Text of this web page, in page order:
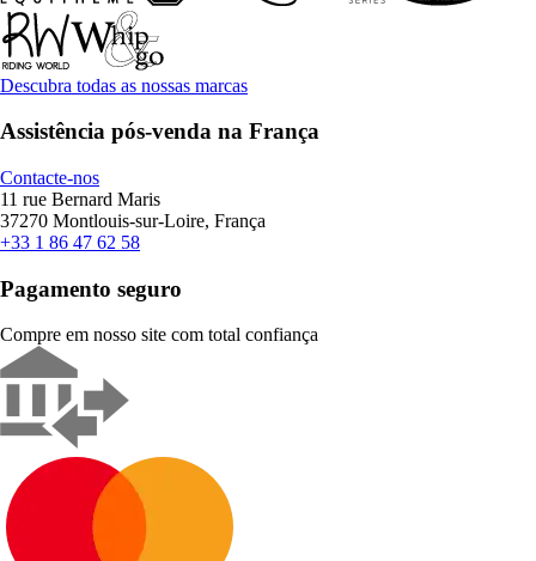
Descubra todas as nossas marcas
Assistência pós-venda na França
Contacte-nos
11 rue Bernard Maris
37270 Montlouis-sur-Loire, França
+33 1 86 47 62 58
Pagamento seguro
Compre em nosso site com total confiança